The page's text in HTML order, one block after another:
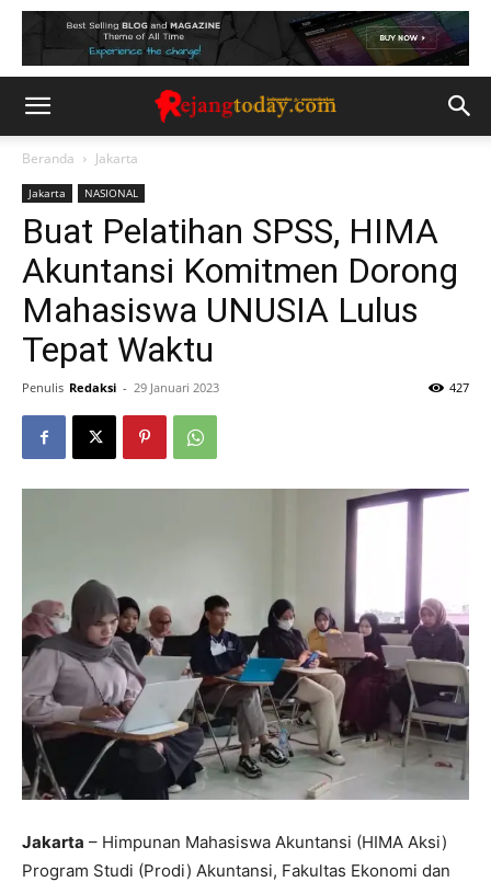
Beranda Jakarta
Jakarta NASIONAL
Buat Pelatihan SPSS, HIMA
Akuntansi Komitmen Dorong
Mahasiswa UNUSIA Lulus
Tepat Waktu
Penulis Redaksi - 29 Januari 2023 427
Jakarta – Himpunan Mahasiswa Akuntansi (HIMA Aksi)
Program Studi (Prodi) Akuntansi, Fakultas Ekonomi dan